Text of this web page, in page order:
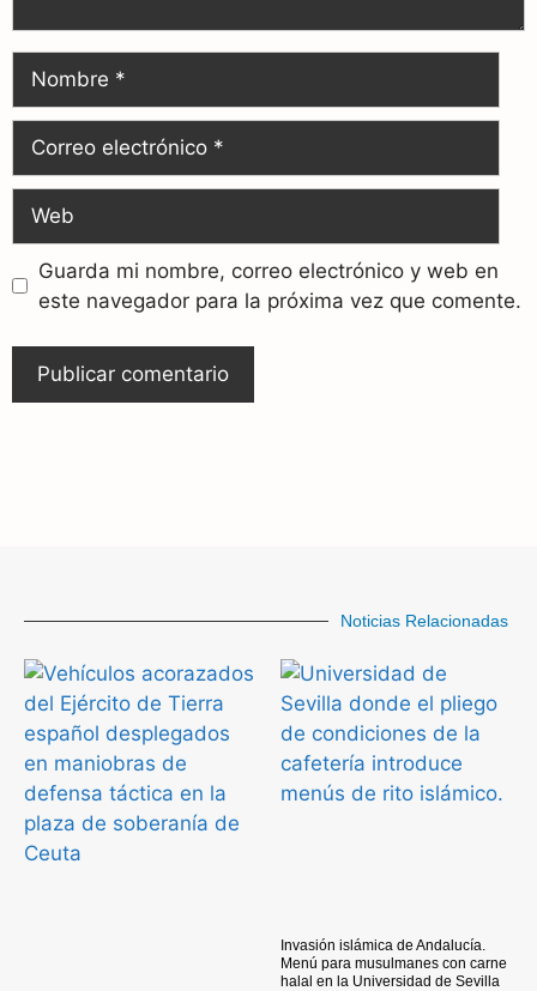
Guarda mi nombre, correo electrónico y web en
este navegador para la próxima vez que comente.
Noticias Relacionadas
Invasión islámica de Andalucía.
Menú para musulmanes con carne
halal en la Universidad de Sevilla